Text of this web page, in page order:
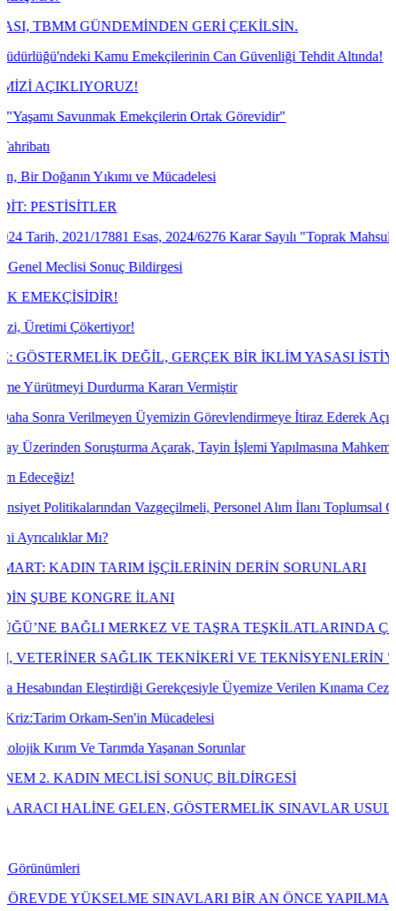
GERİ ÇEKİLSİN.
Kamu Emekçilerinin Can Güvenliği Tehdit Altında!
Emekçilerin Ortak Görevidir"
Yıkımı ve Mücadelesi
17881 Esas, 2024/6276 Karar Sayılı "Toprak Mahsulleri Ofisi
Sonuç Bildirgesi
DEĞİL, GERÇEK BİR İKLİM YASASI İSTİYORUZ!
Durdurma Kararı Vermiştir
Üyemizin Görevlendirmeye İtiraz Ederek Açılan Dava
Soruşturma Açarak, Tayin İşlemi Yapılmasına Mahkeme Dava
Vazgeçilmeli, Personel Alım İlanı Toplumsal Cinsiyet
Mı?
TARIM İŞÇİLERİNİN DERİN SORUNLARI
İLANI
MERKEZ VE TAŞRA TEŞKİLATLARINDA ÇALIŞAN
SAĞLIK TEKNİKERİ VE TEKNİSYENLERİN
Eleştirdiği Gerekçesiyle Üyemize Verilen Kınama Cezasının İptali
Sen'in Mücadelesi
Tarımda Yaşanan Sorunlar
MECLİSİ SONUÇ BİLDİRGESİ
GELEN, GÖSTERMELİK SINAVLAR USULÜNE
SINAVLARI BİR AN ÖNCE YAPILMALIDIR!